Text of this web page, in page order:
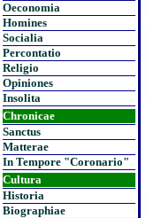
Oeconomia
Homines
Socialia
Percontatio
Religio
Opiniones
Insolita
Chronicae
Sanctus
Matterae
In Tempore "Coronario"
Cultura
Historia
Biographiae